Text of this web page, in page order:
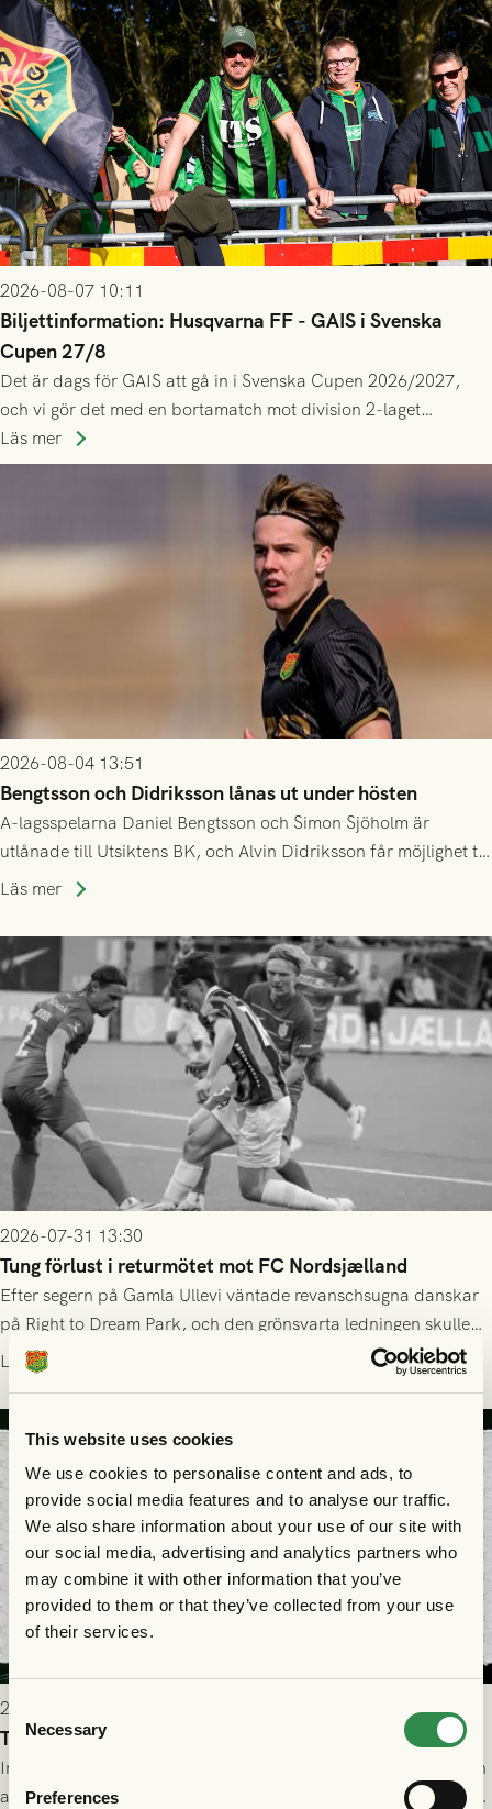
This website uses cookies
We use cookies to personalise content and ads, to
provide social media features and to analyse our traffic.
We also share information about your use of our site with
our social media, advertising and analytics partners who
may combine it with other information that you’ve
provided to them or that they’ve collected from your use
of their services.
Consent
Selection
Necessary
Preferences
2026-08-07 10:11
Biljettinformation: Husqvarna FF - GAIS i Svenska
Cupen 27/8
Det är dags för GAIS att gå in i Svenska Cupen 2026/2027,
och vi gör det med en bortamatch mot division 2-laget
Husqvarna FF. Häng med och stötta grönsvart på plats!
Läs mer
2026-08-04 13:51
Bengtsson och Didriksson lånas ut under hösten
A-lagsspelarna Daniel Bengtsson och Simon Sjöholm är
utlånade till Utsiktens BK, och Alvin Didriksson får möjlighet till
speltid i Hestrafors genom föreningssamarbete.
Läs mer
2026-07-31 13:30
Tung förlust i returmötet mot FC Nordsjælland
Efter segern på Gamla Ullevi väntade revanschsugna danskar
på Right to Dream Park, och den grönsvarta ledningen skulle
upphöra efter mindre än kvarten spelad. På lika mark visade
sig Nordsjälland numren för stora och matchen slutade i
tennissiffror och det grönsvarta europaäventyret tog slut.
Läs mer
2026-07-29 19:00
Truppen till FC Nordsjælland - GAIS 30/7
Imorgon torsdag spelar GAIS borta mot FC Nordsjælland i den
andra kvalmatchen till Conference League på Right to Dream